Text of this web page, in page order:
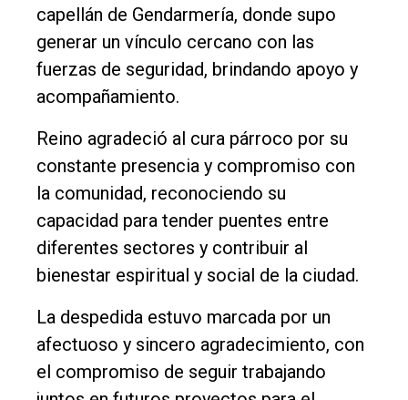
capellán de Gendarmería, donde supo
generar un vínculo cercano con las
fuerzas de seguridad, brindando apoyo y
acompañamiento.
Reino agradeció al cura párroco por su
constante presencia y compromiso con
la comunidad, reconociendo su
capacidad para tender puentes entre
diferentes sectores y contribuir al
bienestar espiritual y social de la ciudad.
La despedida estuvo marcada por un
afectuoso y sincero agradecimiento, con
el compromiso de seguir trabajando